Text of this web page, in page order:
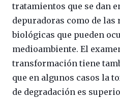
tratamientos que se dan
depuradoras como de
biológicas que pueden
medioambiente. El
transformación tiene
que en algunos casos la
de degradación es